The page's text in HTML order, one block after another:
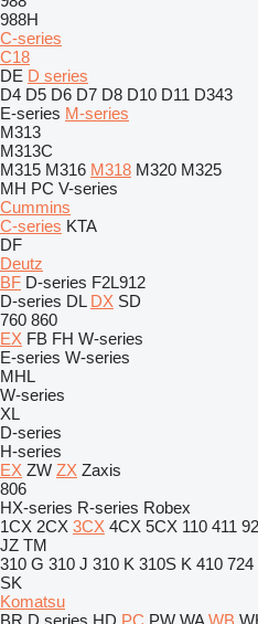
988H
C-series
C18
DE D series
D4 D5 D6 D7 D8 D10 D11 D343
E-series M-series
M313
M313C
M315 M316 M318 M320 M325
MH PC V-series
Cummins
C-series KTA
DF
Deutz
BF D-series F2L912
D-series DL DX SD
760 860
EX FB FH W-series
E-series W-series
MHL
W-series
XL
D-series
H-series
EX ZW ZX Zaxis
806
HX-series R-series Robex
1CX 2CX 3CX 4CX 5CX 110 411
JZ TM
310 G 310 J 310 K 310S K 410 724
SK
Komatsu
BR D series HD PC PW WA WB